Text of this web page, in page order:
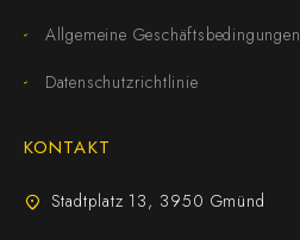
Allgemeine Geschäftsbedingungen
Datenschutzrichtlinie
KONTAKT
Stadtplatz 13, 3950 Gmünd